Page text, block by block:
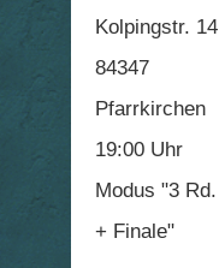
Kolpingstr. 14
84347
Pfarrkirchen
19:00 Uhr
Modus "3 Rd.
+ Finale"